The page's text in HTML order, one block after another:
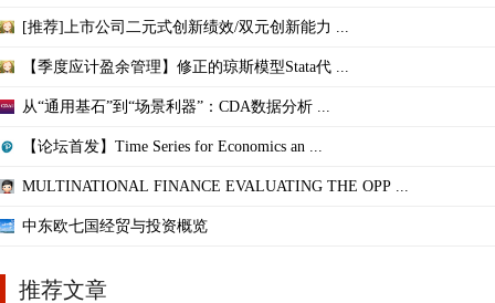
[推荐]上市公司二元式创新绩效/双元创新能力 ...
【季度应计盈余管理】修正的琼斯模型Stata代 ...
从“通用基石”到“场景利器”：CDA数据分析 ...
【论坛首发】Time Series for Economics an ...
MULTINATIONAL FINANCE EVALUATING THE OPP ...
中东欧七国经贸与投资概览
推荐文章